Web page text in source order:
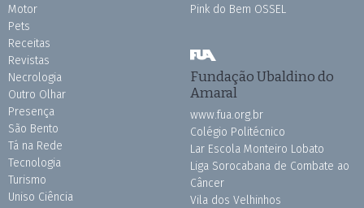
Motor
Pets
Receitas
Revistas
Necrologia
Outro Olhar
Presença
São Bento
Tá na Rede
Tecnologia
Turismo
Uniso Ciência
Pink do Bem OSSEL
Fundação Ubaldino do
Amaral
www.fua.org.br
Colégio Politécnico
Lar Escola Monteiro Lobato
Liga Sorocabana de Combate ao
Câncer
Vila dos Velhinhos